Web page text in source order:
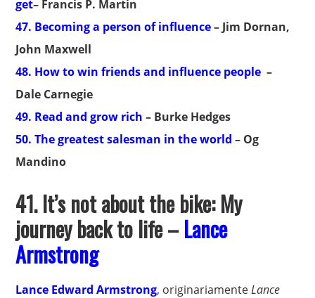
get– Francis P. Martin
47. Becoming a person of influence– Jim Dornan,
John Maxwell
48. How to win friends and influence people –
Dale Carnegie
49. Read and grow rich – Burke Hedges
50. The greatest salesman in the world – Og
Mandino
41.It’s not about the bike: My
journey back to life –Lance
Armstrong
Lance Edward Armstrong, originariamenteLance